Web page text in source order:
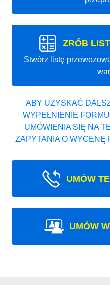
ZRÓB
Stwórz listę
ABY UZYSKAĆ
WYPEŁNIENIE
UMÓWIENIA SIĘ NA
ZAPYTANIA O WYCENĘ
UMÓW
UMÓW